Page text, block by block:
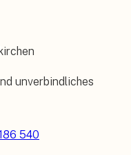
unverbindliches
540